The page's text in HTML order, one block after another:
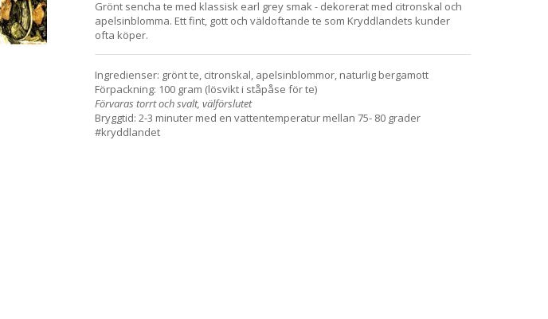
Grönt sencha te med klassisk earl grey smak - dekorerat med citronskal och
apelsinblomma. Ett fint, gott och väldoftande te som Kryddlandets kunder
ofta köper.
Ingredienser: grönt te, citronskal, apelsinblommor, naturlig bergamott
Förpackning: 100 gram (lösvikt i ståpåse för te)
Förvaras torrt och svalt, välförslutet
Bryggtid: 2-3 minuter med en vattentemperatur mellan 75- 80 grader
#kryddlandet